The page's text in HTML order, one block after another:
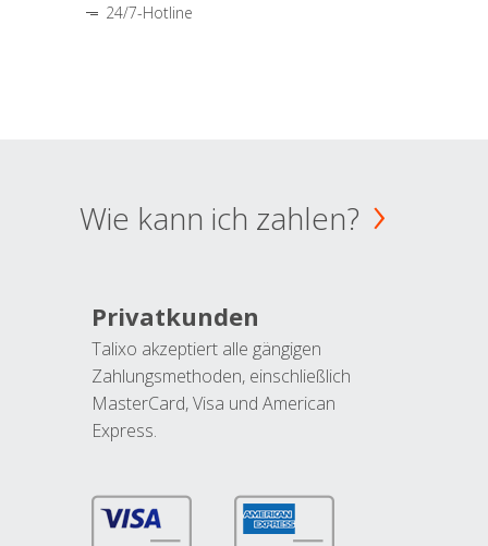
24/7-Hotline
Wie kann ich zahlen?
Privatkunden
Talixo akzeptiert alle gängigen
Zahlungsmethoden, einschließlich
MasterCard, Visa und American
Express.